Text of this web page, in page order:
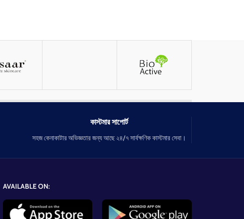
কাস্টমার সাপোর্ট
সহজ কেনাকাটার অভিজ্ঞতার জন্য আছে ২৪/৭ সার্বক্ষণিক কাস্টমার সেবা।
AVAILABLE ON: